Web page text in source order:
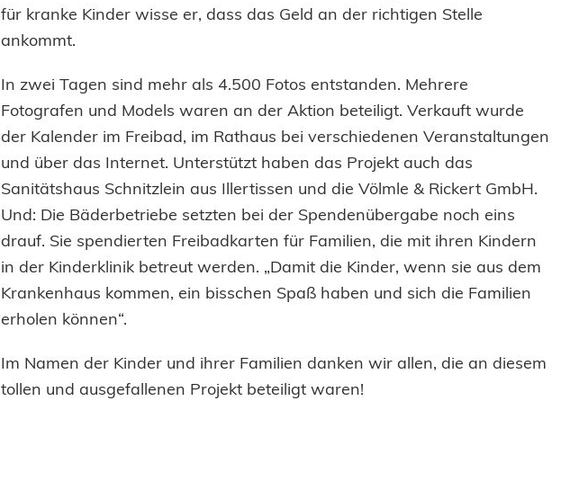
für kranke Kinder wisse er, dass das Geld an der richtigen Stelle
ankommt.
In zwei Tagen sind mehr als 4.500 Fotos entstanden. Mehrere
Fotografen und Models waren an der Aktion beteiligt. Verkauft wurde
der Kalender im Freibad, im Rathaus bei verschiedenen Veranstaltungen
und über das Internet. Unterstützt haben das Projekt auch das
Sanitätshaus Schnitzlein aus Illertissen und die Völmle & Rickert GmbH.
Und: Die Bäderbetriebe setzten bei der Spendenübergabe noch eins
drauf. Sie spendierten Freibadkarten für Familien, die mit ihren Kindern
in der Kinderklinik betreut werden. „Damit die Kinder, wenn sie aus dem
Krankenhaus kommen, ein bisschen Spaß haben und sich die Familien
erholen können“.
Im Namen der Kinder und ihrer Familien danken wir allen, die an diesem
tollen und ausgefallenen Projekt beteiligt waren!